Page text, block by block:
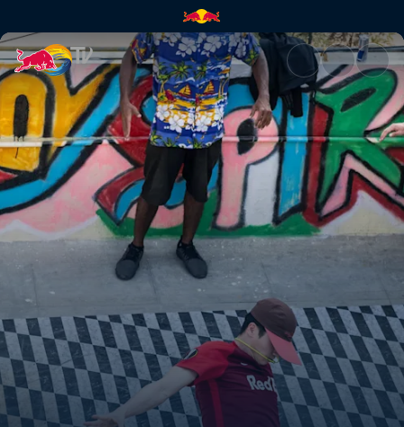
Wing em Bangalore | Red